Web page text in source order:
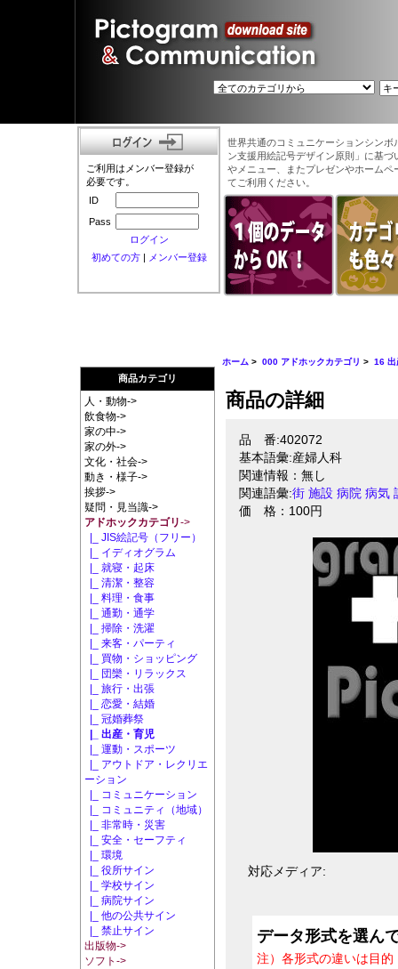
ご利用はメンバー登録が
必要です。
ID
Pass
ログイン
初めての方| メンバー登録
世界共通のコミュニケーションシン
ン支援用絵記号デザイン原則」に基
やメニュー、またプレゼンやホーム
てご利用ください。
商品カテゴリ
人・動物->
飲食物->
家の中->
家の外->
文化・社会->
動き・様子->
挨拶->
疑問・見当識->
アドホックカテゴリ->
|_ JIS絵記号（フリー）
|_ イディオグラム
|_ 就寝・起床
|_ 清潔・整容
|_ 料理・食事
|_ 通勤・通学
|_ 掃除・洗濯
|_ 来客・パーティ
|_ 買物・ショッピング
|_ 団欒・リラックス
|_ 旅行・出張
|_ 恋愛・結婚
|_ 冠婚葬祭
|_ 出産・育児
|_ 運動・スポーツ
|_ アウトドア・レクリエ
ーション
|_ コミュニケーション
|_ コミュニティ（地域）
|_ 非常時・災害
|_ 安全・セーフティ
|_ 環境
|_ 役所サイン
|_ 学校サイン
|_ 病院サイン
|_ 他の公共サイン
|_ 禁止サイン
出版物->
ソフト->
ホーム >000 アドホックカテゴリ >16 出
商品の詳細
品 番:402072
基本語彙:産婦人科
関連情報：無し
関連語彙:街 施設 病院 病気
価 格：100円
対応メディア:
データ形式を選ん
注）各形式の違いは目